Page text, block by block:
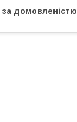
за домовленістю